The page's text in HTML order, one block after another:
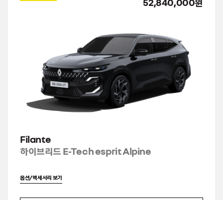
Filante
하이브리드 E-Tech esprit Alpine
옵션/액세서리 보기